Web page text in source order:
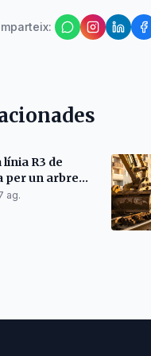
:
línia R3 de
per un arbre
la via
ag.